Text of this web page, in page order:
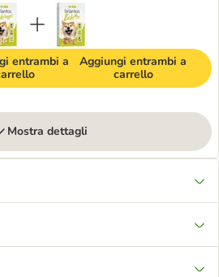
entrambi a
Aggiungi entrambi a
carrello
Mostra dettagli